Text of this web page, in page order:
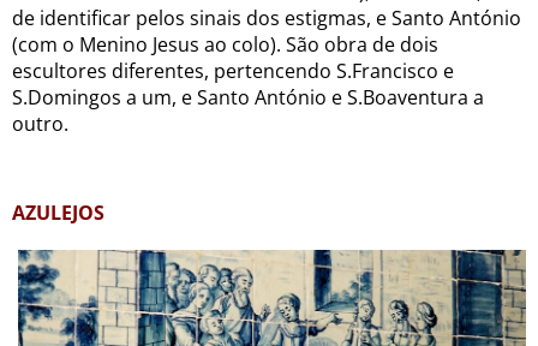
de identificar pelos sinais dos estigmas, e Santo António
(com o Menino Jesus ao colo). São obra de dois
escultores diferentes, pertencendo S.Francisco e
S.Domingos a um, e Santo António e S.Boaventura a
outro.
AZULEJOS